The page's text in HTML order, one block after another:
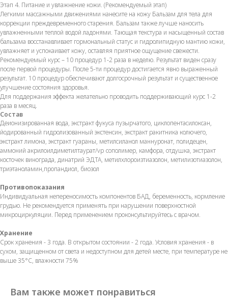
Этап 4. Питание и увлажнение кожи. (Рекомендуемый этап)
Легкими массажными движениями нанесите на кожу Бальзам для тела для
коррекции преждевременного старения. Бальзам также лучше наносить
увлажненными теплой водой ладонями. Тающая текстура и насыщенный состав
бальзама восстанавливает гормональный статус и гидролипидную мантию кожи,
увлажняет и успокаивает кожу, оставляя приятное ощущение свежести.
Рекомендуемый курс – 10 процедур 1-2 раза в неделю. Результат виден сразу
после первой процедуры. После 5-ти процедур достигается явно выраженный
результат. 10 процедур обеспечивают долгосрочный результат и существенное
улучшение состояния здоровья.
Для поддержания эффекта желательно проводить поддерживающий курс 1-2
раза в месяц.
Состав
Деионизированная вода, экстракт фукуса пузырчатого, циклопентасилоксан,
йодированный гидролизованный экстенсин, экстракт ракитника колючего,
экстракт лимона, экстракт гуараны, метилсиланол маннуронат, полидецен,
аммоний акрилоилдиметилтаурат/vp сополимер, камфора, отдушка, экстракт
косточек винограда, динатрий ЭДТА, метилхлороизтиазолон, метилизотиазолон,
триэтаноламин,пропандиол, биозол
Противопоказания
Индивидуальная непереносимость компонентов БАД, беременность, кормление
грудью. Не рекомендуется применять при нарушении поверхностной
микроциркуляции. Перед применением проконсультируйтесь с врачом.
Хранение
Срок хранения - 3 года. В открытом состоянии - 2 года. Условия хранения - в
сухом, защищенном от света и недоступном для детей месте, при температуре не
выше 35°С, влажности 75%
Вам также может понравиться